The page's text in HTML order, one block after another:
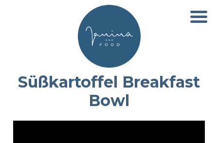
Süßkartoffel Breakfast
Bowl